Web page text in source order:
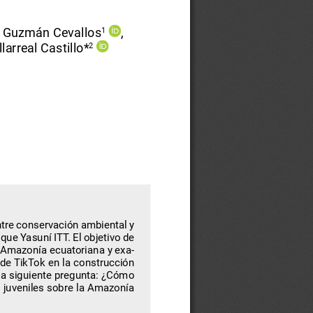
Cevallos1
Castillo*2
conservación ambiental y
Yasuní ITT. El objetivo de
ecuatoriana y exa-
TikTok en la construcción
siguiente pregunta: ¿Cómo
sobre la Amazonía